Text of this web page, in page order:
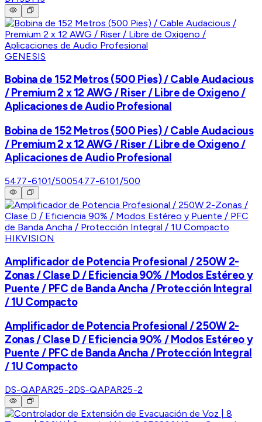
GENESIS
Bobina de 152 Metros (500 Pies) / Cable Audacious
/ Premium 2 x 12 AWG / Riser / Libre de Oxigeno /
Aplicaciones de Audio Profesional
Bobina de 152 Metros (500 Pies) / Cable Audacious
/ Premium 2 x 12 AWG / Riser / Libre de Oxigeno /
Aplicaciones de Audio Profesional
5477-6101/5005477-6101/500
HIKVISION
Amplificador de Potencia Profesional / 250W 2-
Zonas / Clase D / Eficiencia 90% / Modos Estéreo y
Puente / PFC de Banda Ancha / Protección Integral
/ 1U Compacto
Amplificador de Potencia Profesional / 250W 2-
Zonas / Clase D / Eficiencia 90% / Modos Estéreo y
Puente / PFC de Banda Ancha / Protección Integral
/ 1U Compacto
DS-QAPAR25-2DS-QAPAR25-2